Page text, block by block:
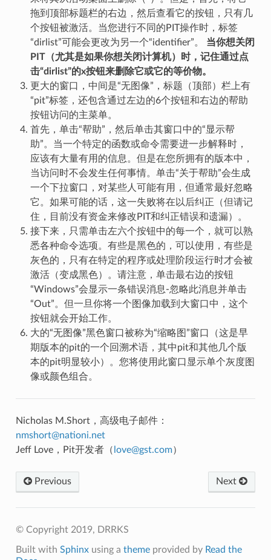
拖到顶部标题栏的右边，然后查看它的按钮，只有几
个按钮被激活。当您进行不同的PIT操作时，标签
“dirlist”可能会更改为另一个“identifier”。 当你想关闭
PIT（尤其是如果你想关闭计算机）时，记住通过点
击“dirlist”的x按钮来删除它或它的等价物。
更大的窗口，中间是“无图像”，标题（顶部）栏上有
“pit”标签，还包含通过左边的6个按钮和右边的帮助
按钮访问的主菜单。
首先，单击“帮助”，然后单击其窗口中的“显示帮
助”。当一个特定的函数或命令需要进一步解释时，
应该有大量有用的信息。但是在您所拥有的版本中，
当访问时不会发生任何事情。单击“关于帮助”会生成
一个下拉窗口，对某些人可能有用，但通常最好忽略
它。如果可能的话，这一失败将在以后纠正（但请记
住，目前没有资金来修改PIT和纠正错误和遗漏）。
接下来，只需单击左六个按钮中的每一个，就可以熟
悉各种命令选项。有些是黑色的，可以使用，有些是
灰色的，只有在特定的程序或处理阶段运行时才会被
激活（变成黑色）。请注意，单击最右边的按钮
“Windows”会显示一条错误消息-忽略此消息并单击
“Out”。但一旦你将一个图像加载到大窗口中，这个
按钮就会开始工作。
大的“无图像”黑色窗口被称为“缩略图”窗口（这是早
期版本的pit的一个回溯术语，其中pit和其他几个版
本的pit明显较小）。您将使用此窗口显示单个灰度图
像或颜色组合。
Nicholas M.Short，高级电子邮件：
nmshort@nationi.net
Jeff Love，Pit开发者（ love@gst.com）
Next
Previous
© Copyright 2019, DRRKS
Built with Sphinxusing a themeprovided by Read the